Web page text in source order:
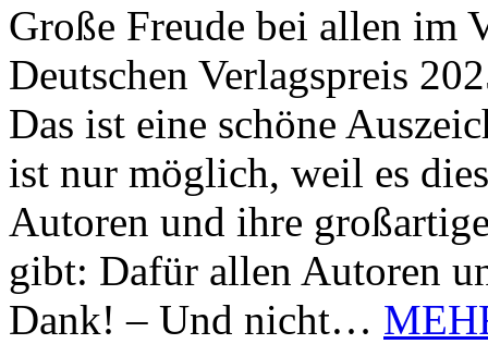
Große Freude bei allen im
Deutschen Verlagspreis
Das ist eine schöne
ist nur möglich, weil es
Autoren und ihre
gibt: Dafür allen Autoren
Dank! – Und nicht…